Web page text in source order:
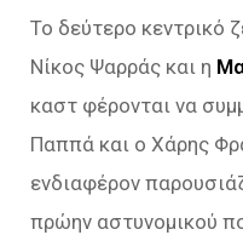
Το δεύτερο κεντρικό
Νίκος Ψαρράς και η
καστ φέρονται να
Παππά και ο Χάρης
ενδιαφέρον
πρώην αστυνομικού